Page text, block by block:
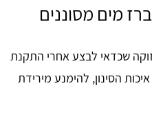
מים מסוננים
שכדאי לבצע אחרי התקנת
הסינון, להימנע מירידת